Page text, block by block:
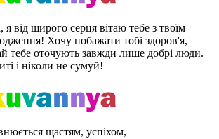
від щирого серця вітаю тебе з твоїм
Хочу побажати тобі здоров'я,
тебе оточують завжди лише добрі люди.
і ніколи не сумуй!
щастям, успіхом,